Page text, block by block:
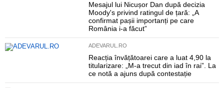
Mesajul lui Nicușor Dan după decizia
Moody's privind ratingul de țară: „A
confirmat pașii importanți pe care
România i-a făcut”
ADEVARUL.RO
Reacția învățătoarei care a luat 4,90 la
titularizare: „M-a trecut din iad în rai”. La
ce notă a ajuns după contestație